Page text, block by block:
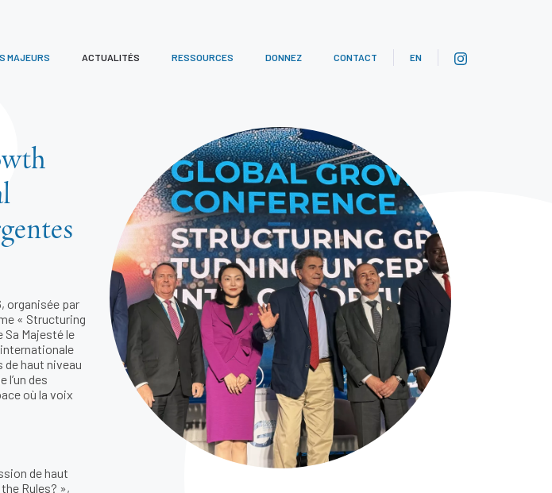
MAJEURS ACTUALITÉS RESSOURCES DONNEZ CONTACT EN
organisée par
« Structuring
Sa Majesté le
de haut niveau
des
où la voix
de haut
Rules? »,